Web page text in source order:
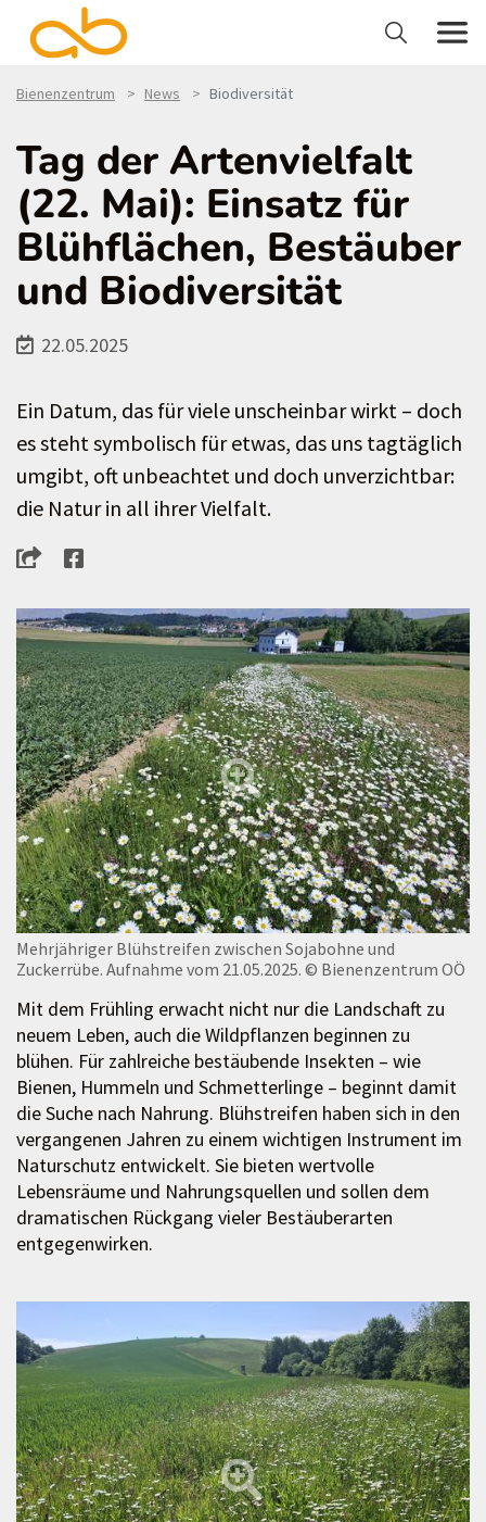
Bienenzentrum News Biodiversität
Tag der Artenvielfalt
(22. Mai): Einsatz für
Blühflächen, Bestäuber
und Biodiversität
22.05.2025
Ein Datum, das für viele unscheinbar wirkt – doch
es steht symbolisch für etwas, das uns tagtäglich
umgibt, oft unbeachtet und doch unverzichtbar:
die Natur in all ihrer Vielfalt.
Mehrjähriger Blühstreifen zwischen Sojabohne und
Zuckerrübe. Aufnahme vom 21.05.2025. © Bienenzentrum OÖ
Mit dem Frühling erwacht nicht nur die Landschaft zu
neuem Leben, auch die Wildpflanzen beginnen zu
blühen. Für zahlreiche bestäubende Insekten – wie
Bienen, Hummeln und Schmetterlinge – beginnt damit
die Suche nach Nahrung. Blühstreifen haben sich in den
vergangenen Jahren zu einem wichtigen Instrument im
Naturschutz entwickelt. Sie bieten wertvolle
Lebensräume und Nahrungsquellen und sollen dem
dramatischen Rückgang vieler Bestäuberarten
entgegenwirken.